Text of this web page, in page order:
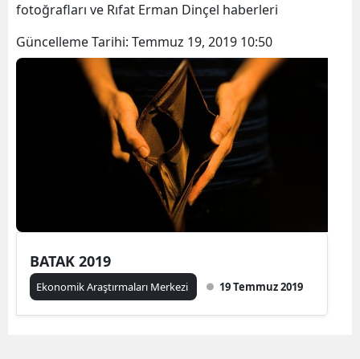
fotoğrafları ve Rıfat Erman Dinçel haberleri
Güncelleme Tarihi: Temmuz 19, 2019 10:50
BATAK 2019
Ekonomik Araştırmaları Merkezi 19 Temmuz 2019